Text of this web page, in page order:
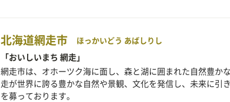
北海道網走市 ほっかいどう あばしりし
「おいしいまち 網走」
網走市は、オホーツク海に面し、森と湖に囲まれた自然豊か
走が世界に誇る豊かな自然や景観、文化を発信し、未来に
を募っております。